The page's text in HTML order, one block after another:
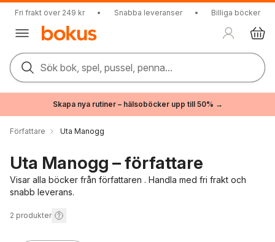
Fri frakt över 249 kr • Snabba leveranser • Billiga böcker
Sök bok, spel, pussel, penna...
Skapa nya rutiner – hälsoböcker upp till 50% →
Författare Uta Manogg
Uta Manogg – författare
Visar alla böcker från författaren . Handla med fri frakt och
snabb leverans.
2 produkter